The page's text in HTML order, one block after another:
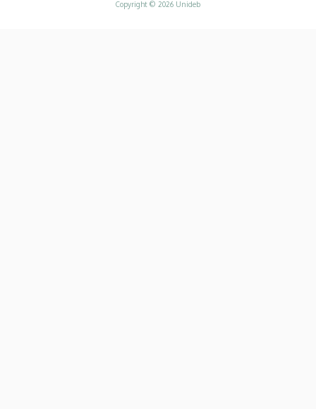
Copyright © 2026 Unideb